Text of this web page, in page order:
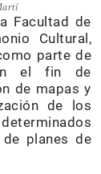
Facultad de
Cultural,
parte de
el fin de
de mapas y
de los
planes de